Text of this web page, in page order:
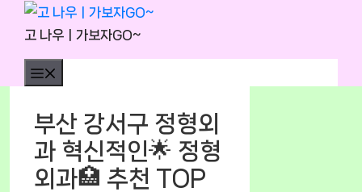
Skip
content
고 나우ㅣ가보자GO~
부산 강서구 정형외
과 혁신적인🌟 정형
외과🏥 추천 TOP